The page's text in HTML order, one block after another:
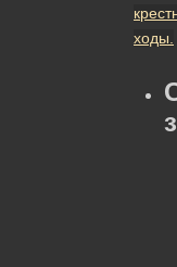
ходы.